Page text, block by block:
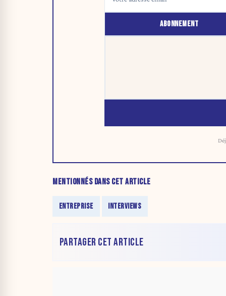
ABONNEMENT
MENTIONNÉS DANS CET ARTICLE
ENTREPRISE INTERVIEWS
PARTAGER CET ARTICLE